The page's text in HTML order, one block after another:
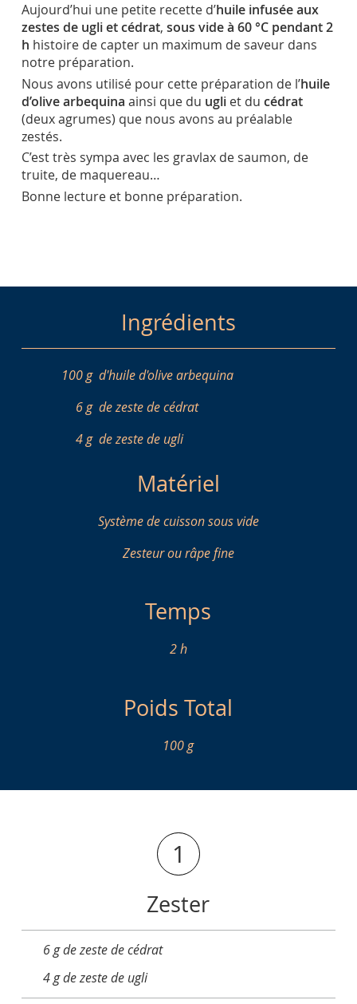
Aujourd’hui une petite recette d’huile infusée aux
zestes de ugli et cédrat, sous vide à 60 °C pendant 2
h histoire de capter un maximum de saveur dans
notre préparation.
Nous avons utilisé pour cette préparation de l’huile
d’olive arbequina ainsi que du ugliet du cédrat
(deux agrumes) que nous avons au préalable
zestés.
C’est très sympa avec les gravlax de saumon, de
truite, de maquereau…
Bonne lecture et bonne préparation.
Ingrédients
100 g d'huile d'olive arbequina
6 g de zeste de cédrat
4 g de zeste de ugli
Matériel
Système de cuisson sous vide
Zesteur ou râpe fine
Temps
2 h
Poids Total
100 g
1
Zester
6 g de zeste de cédrat
4 g de zeste de ugli